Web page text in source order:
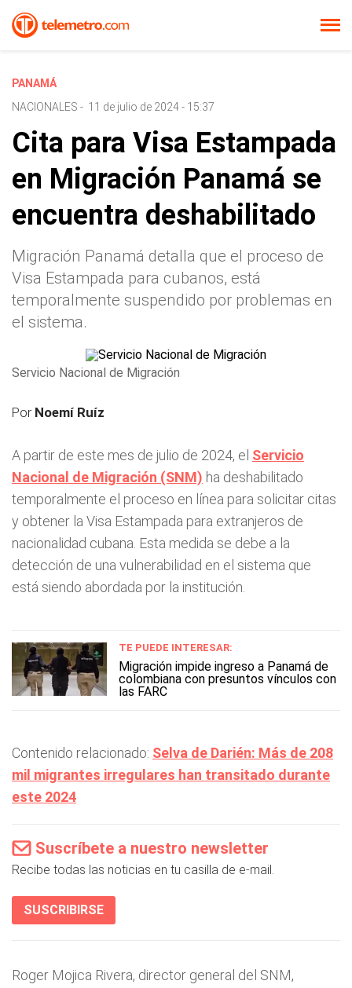
PANAMÁ
NACIONALES - 11 de julio de 2024 - 15:37
Cita para Visa Estampada
en Migración Panamá se
encuentra deshabilitado
Migración Panamá detalla que el proceso de
Visa Estampada para cubanos, está
temporalmente suspendido por problemas en
el sistema.
Servicio Nacional de Migración
Por Noemí Ruíz
A partir de este mes de julio de 2024, el Servicio
Nacional de Migración (SNM) ha deshabilitado
temporalmente el proceso en línea para solicitar citas
y obtener la Visa Estampada para extranjeros de
nacionalidad cubana. Esta medida se debe a la
detección de una vulnerabilidad en el sistema que
está siendo abordada por la institución.
TE PUEDE INTERESAR:
Migración impide ingreso a Panamá de
colombiana con presuntos vínculos con
las FARC
Contenido relacionado: Selva de Darién: Más de 208
mil migrantes irregulares han transitado durante
este 2024
Suscríbete a nuestro newsletter
Recibe todas las noticias en tu casilla de e-mail.
SUSCRIBIRSE
Roger Mojica Rivera, director general del SNM,